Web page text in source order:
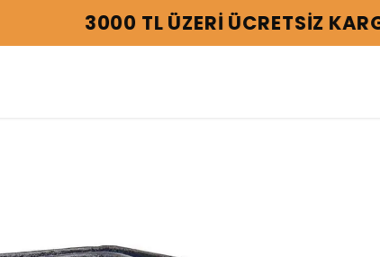
3000 TL ÜZERİ ÜCRETSİZ KARGO